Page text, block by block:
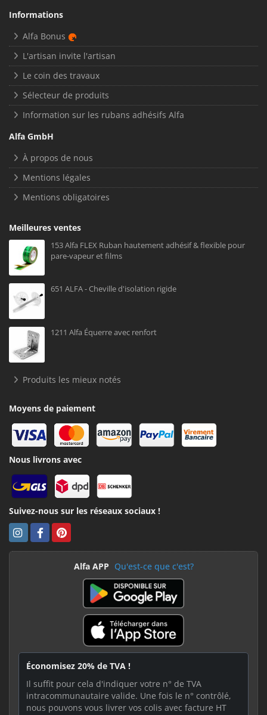
Informations
Alfa Bonus
L'artisan invite l'artisan
Le coin des travaux
Sélecteur de produits
Information sur les rubans adhésifs Alfa
Alfa GmbH
À propos de nous
Mentions légales
Mentions obligatoires
Meilleures ventes
153 Alfa FLEX Ruban hautement adhésif & flexible pour
pare-vapeur et films
651 ALFA - Cheville d'isolation rigide
1211 Alfa Équerre avec renfort
Produits les mieux notés
Moyens de paiement
Nous livrons avec
Suivez-nous sur les réseaux sociaux !
Alfa APP Qu'est-ce que c'est?
Économisez 20% de TVA !
Il suffit pour cela d'indiquer votre n° de TVA
intracommunautaire valide. Une fois le n° contrôlé,
nous pouvons vous livrer vos colis avec facture HT